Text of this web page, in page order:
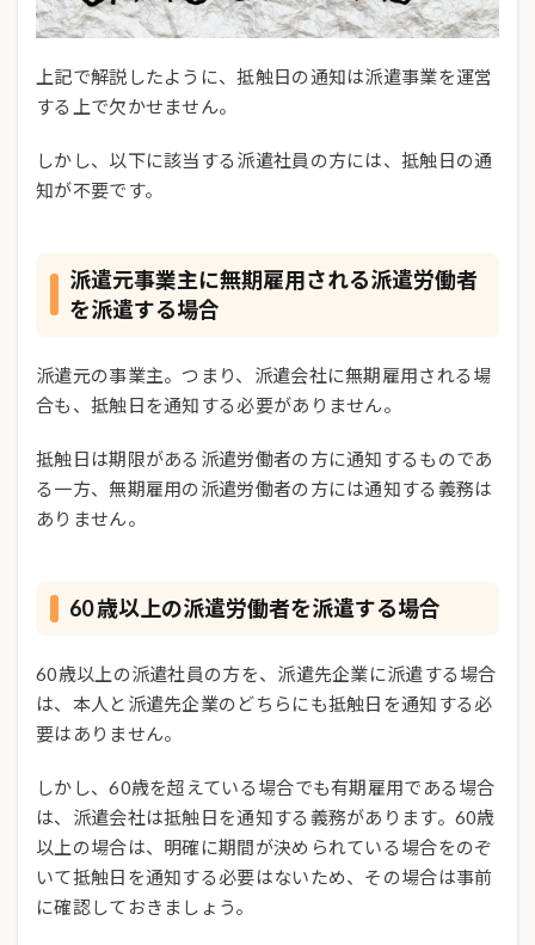
上記で解説したように、抵触日の通知は派遣事業を運営
する上で欠かせません。
しかし、以下に該当する派遣社員の方には、抵触日の通
知が不要です。
派遣元事業主に無期雇用される派遣労働者
を派遣する場合
派遣元の事業主。つまり、派遣会社に無期雇用される場
合も、抵触日を通知する必要がありません。
抵触日は期限がある派遣労働者の方に通知するものであ
る一方、無期雇用の派遣労働者の方には通知する義務は
ありません。
60 歳以上の派遣労働者を派遣する場合
60歳以上の派遣社員の方を、派遣先企業に派遣する場合
は、本人と派遣先企業のどちらにも抵触日を通知する必
要はありません。
しかし、60歳を超えている場合でも有期雇用である場合
は、派遣会社は抵触日を通知する義務があります。60歳
以上の場合は、明確に期間が決められている場合をのぞ
いて抵触日を通知する必要はないため、その場合は事前
に確認しておきましょう。